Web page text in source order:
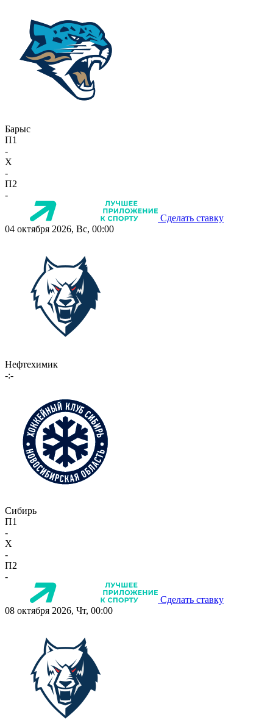
Барыс
П1
-
X
-
П2
-
Сделать ставку
04 октября 2026, Вс, 00:00
Нефтехимик
-:-
Сибирь
П1
-
X
-
П2
-
Сделать ставку
08 октября 2026, Чт, 00:00